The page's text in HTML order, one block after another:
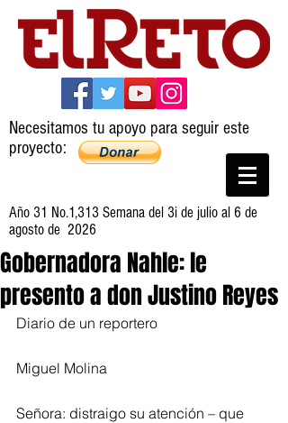
Necesitamos tu apoyo para seguir este
proyecto:
Año 31 No.1,313 Semana del 3i de julio al 6 de
agosto de 2026
Gobernadora Nahle: le
presento a don Justino Reyes
Diario de un reportero
Miguel Molina
Señora: distraigo su atención – que